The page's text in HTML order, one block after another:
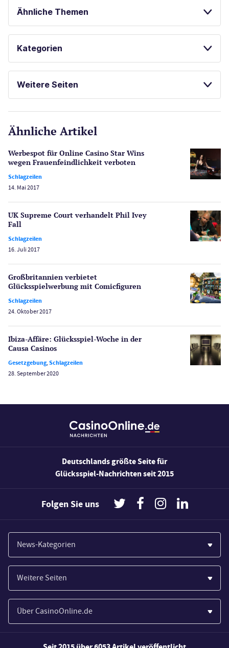
Ähnliche Themen
LAS VEGAS GUIDE
Kategorien
Gesetzgebung
Lotterie
Poker
Schlagzeilen
Spiele
Spielerschutz
Sport
Wetten
Wirtschaft
Weitere Seiten
CasinoOnline.de
PayPal Casinos
Merkur Casinos
Casino Testberichte
Bonus Ohne Einzahlung
Slot Freispiele
Ähnliche Artikel
Werbespot für Online Casino Star Wins
wegen Frauenfeindlichkeit verboten
Schlagzeilen
14. Mai 2017
UK Supreme Court verhandelt Phil Ivey
Fall
Schlagzeilen
16. Juli 2017
Großbritannien verbietet
Glücksspielwerbung mit Comicfiguren
Schlagzeilen
24. Oktober 2017
Ibiza-Affäre: Glücksspiel-Woche in der
Causa Casinos
Gesetzgebung,Schlagzeilen
28. September 2020
Deutschlands größte Seite für
Glücksspiel-Nachrichten seit 2015
Folgen Sie uns
News-Kategorien
Casinos
Wirtschaft
Spiele
Weitere Seiten
Paypal Casinos
Novoline Casinos
Merkur Casinos
Über CasinoOnline.de